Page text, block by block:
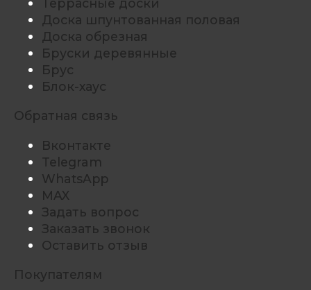
Террасные доски
Доска шпунтованная половая
Доска обрезная
Бруски деревянные
Брус
Блок-хаус
Обратная связь
Вконтакте
Telegram
WhatsApp
MAX
Задать вопрос
Заказать звонок
Оставить отзыв
Покупателям